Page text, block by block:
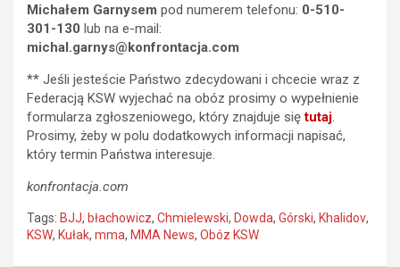
Michałem Garnysem pod numerem telefonu: 0-510-
301-130 lub na e-mail:
michal.garnys@konfrontacja.com
** Jeśli jesteście Państwo zdecydowani i chcecie wraz z
Federacją KSW wyjechać na obóz prosimy o wypełnienie
formularza zgłoszeniowego, który znajduje siętutaj.
Prosimy, żeby w polu dodatkowych informacji napisać,
który termin Państwa interesuje.
konfrontacja.com
Tags: BJJ, błachowicz, Chmielewski, Dowda, Górski, Khalidov,
KSW, Kułak, mma, MMA News, Obóz KSW